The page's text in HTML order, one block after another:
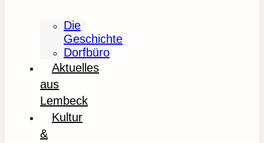
Die
Geschichte
Dorfbüro
Aktuelles
aus
Lembeck
Kultur
&